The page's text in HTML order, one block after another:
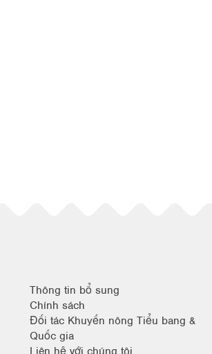
Thông tin bổ sung
Chính sách
Đối tác Khuyến nông Tiểu bang &
Quốc gia
Liên hệ với chúng tôi